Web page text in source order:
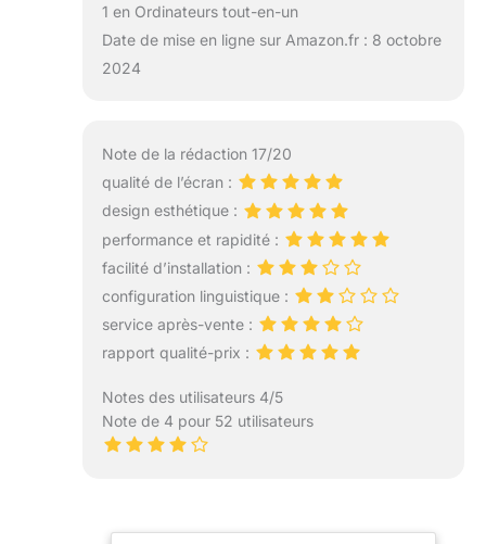
1 en Ordinateurs tout-en-un
Date de mise en ligne sur Amazon.fr : 8 octobre
2024
Note de la rédaction 17/20
qualité de l’écran :
design esthétique :
performance et rapidité :
facilité d’installation :
configuration linguistique :
service après-vente :
rapport qualité-prix :
Notes des utilisateurs 4/5
Note de 4 pour 52 utilisateurs